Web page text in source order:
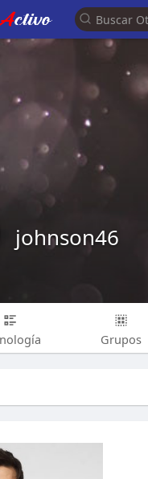
johnson46
Grupos